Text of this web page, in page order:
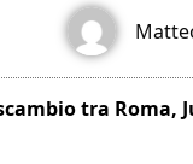
tra Roma,